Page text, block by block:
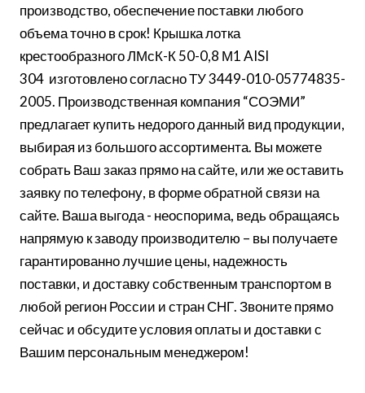
производство, обеспечение поставки любого
объема точно в срок! Крышка лотка
крестообразного ЛМсК-К 50-0,8 М1 AISI
304 изготовлено согласно ТУ 3449-010-05774835-
2005. Производственная компания “СОЭМИ”
предлагает купить недорого данный вид продукции,
выбирая из большого ассортимента. Вы можете
собрать Ваш заказ прямо на сайте, или же оставить
заявку по телефону, в форме обратной связи на
сайте. Ваша выгода - неоспорима, ведь обращаясь
напрямую к заводу производителю – вы получаете
гарантированно лучшие цены, надежность
поставки, и доставку собственным транспортом в
любой регион России и стран СНГ. Звоните прямо
сейчас и обсудите условия оплаты и доставки с
Вашим персональным менеджером!